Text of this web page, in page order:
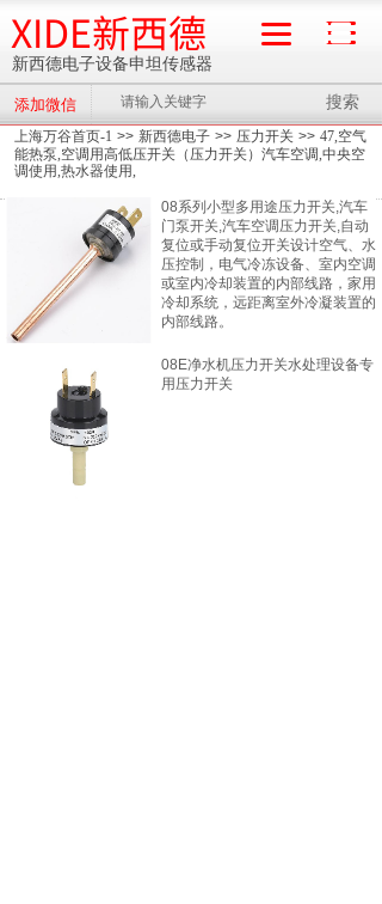
上海万谷首页-1 >> 新西德电子 >> 压力开关 >> 47,空气
能热泵,空调用高低压开关（压力开关）汽车空调,中央空
调使用,热水器使用,
08系列小型多用途压力开关,汽车
门泵开关,汽车空调压力开关,自动
复位或手动复位开关设计空气、水
压控制，电气冷冻设备、室内空调
或室内冷却装置的内部线路，家用
冷却系统，远距离室外冷凝装置的
内部线路。
08E净水机压力开关水处理设备专
用压力开关
搜索
添加微信
新西德电子设备申坦传感器
XIDE新西德